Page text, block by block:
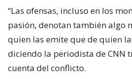
“Las ofensas, incluso en los
pasión, denotan también algo
quien las emite que de quien
diciendo la periodista de CNN
cuenta del conflicto.